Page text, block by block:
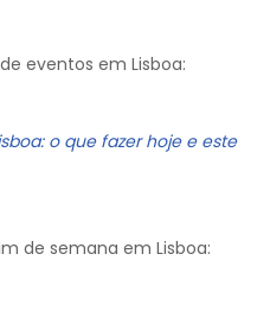
eventos em Lisboa:
o que fazer hoje e este
de semana em Lisboa: